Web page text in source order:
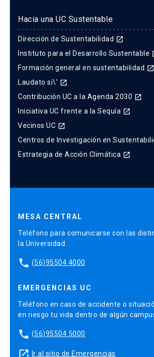
Hacia una UC Sustentable
Dirección de Sustentabilidad launch
Instituto para el Desarrollo Sustentable
Formación general en sustentabilidad launch
Laudato si\' launch
Contribución UC a la Agenda 2030 launch
Iniciativa UC frente a la Sequía launch
Vecinos UC launch
Centros de Investigación en
Estrategia de Acción Climática launch
MESA CENTRAL
Teléfono para comunicarse con las
la Universidad.
phone (56)95504 4000
EMERGENCIAS UC
Teléfono en caso de accidente o
en riesgo tu vida dentro de algún
phone (56)95504 5000
launch Ir al sitio de Emergencias